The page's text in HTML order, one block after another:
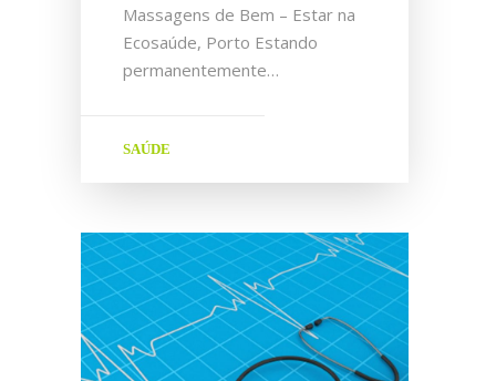
Massagens de Bem – Estar na
Ecosaúde, Porto Estando
permanentemente…
SAÚDE